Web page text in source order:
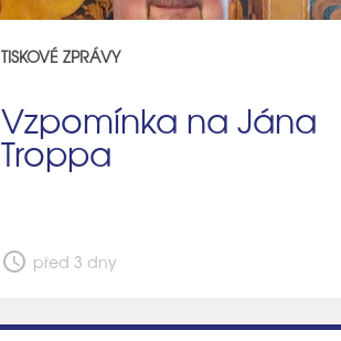
TISKOVÉ ZPRÁVY
Vzpomínka na Jána
Troppa
schedule před 3 dny